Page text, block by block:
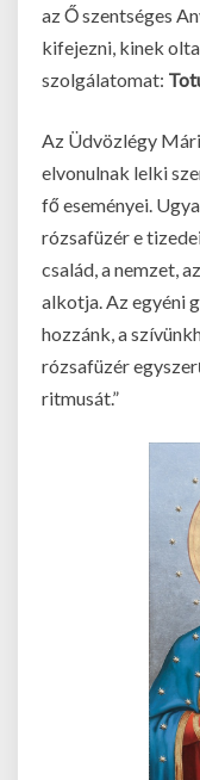
az Ő szentséges
kifejezni, kinek
szolgálatomat:
Az Üdvözlégy
elvonulnak lelki
fő eseményei.
rózsafüzér e
család, a nemzet,
alkotja. Az egyéni
hozzánk, a
rózsafüzér
ritmusát.”